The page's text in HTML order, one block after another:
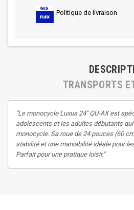
Politique de livraison
TRANSPORTS
"Le monocycle Luxus 24" QU-AX est
adolescents et les adultes débutants
monocycle. Sa roue de 24 pouces (60
stabilité et une maniabilité idéale pour
Parfait pour une pratique loisir."